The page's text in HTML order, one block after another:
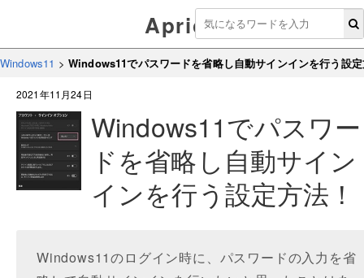
Aprico
Windows11 > Windows11でパスワードを省略し自動サインインを行う設
2021年11月24日
Windows11でパスワー
ドを省略し自動サイン
インを行う設定方法！
Windows11のログイン時に、パスワードの入力を省